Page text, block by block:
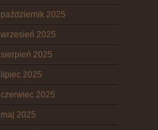
październik 2025
wrzesień 2025
sierpień 2025
lipiec 2025
czerwiec 2025
maj 2025